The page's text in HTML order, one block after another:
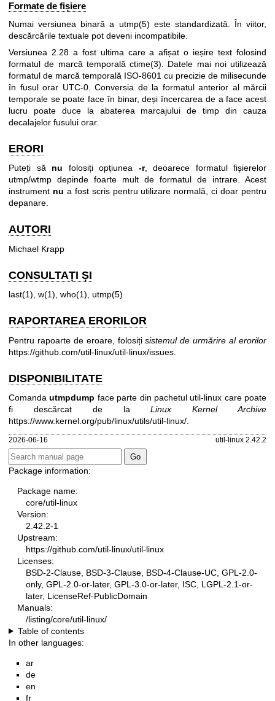
Formate de fișiere
Numai versiunea binară a utmp(5) este standardizată. În viitor,
descărcările textuale pot deveni incompatibile.
Versiunea 2.28 a fost ultima care a afișat o ieșire text folosind
formatul de marcă temporală ctime(3) . Datele mai noi utilizează
formatul de marcă temporală ISO-8601 cu precizie de milisecunde
în fusul orar UTC-0. Conversia de la formatul anterior al mărcii
temporale se poate face în binar, deși încercarea de a face acest
lucru poate duce la abaterea marcajului de timp din cauza
decalajelor fusului orar.
ERORI
Puteți să nu folosiți opțiunea -r, deoarece formatul fișierelor
utmp/wtmp depinde foarte mult de formatul de intrare. Acest
instrument nu a fost scris pentru utilizare normală, ci doar pentru
depanare.
AUTORI
Michael Krapp
CONSULTAȚI ȘI
last(1), w(1), who(1), utmp(5)
RAPORTAREA ERORILOR
Pentru rapoarte de eroare, folosițisistemul de urmărire al erorilor
https://github.com/util-linux/util-linux/issues
DISPONIBILITATE
Comandautmpdump face parte din pachetul util-linux care poate
fi descărcat de laLinux Kernel Archive
https://www.kernel.org/pub/linux/utils/util-linux/.
2026-06-16 util-linux 2.42.2
Package information:
Package name:
core/util-linux
Version:
2.42.2-1
Upstream:
https://github.com/util-linux/util-linux
Licenses:
BSD-2-Clause, BSD-3-Clause, BSD-4-Clause-UC, GPL-2.0-
only, GPL-2.0-or-later, GPL-3.0-or-later, ISC, LGPL-2.1-or-
later, LicenseRef-PublicDomain
Manuals:
/listing/core/util-linux/
Table of contents
In other languages:
ar
de
en
fr